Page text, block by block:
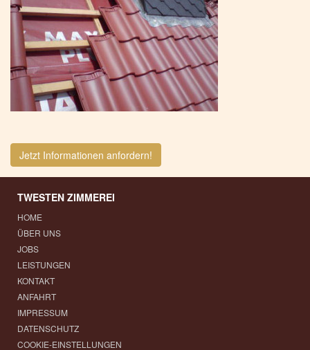
Jetzt Informationen anfordern!
TWESTEN ZIMMEREI
HOME
ÜBER UNS
JOBS
LEISTUNGEN
KONTAKT
ANFAHRT
IMPRESSUM
DATENSCHUTZ
COOKIE-EINSTELLUNGEN